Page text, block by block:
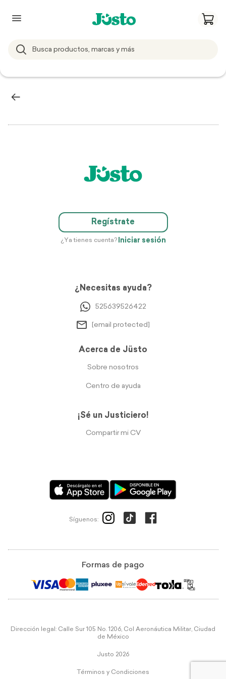
Regístrate
¿Ya tienes cuenta? Iniciar sesión
¿Necesitas ayuda?
525639526422
[email protected]
Acerca de Jüsto
Sobre nosotros
Centro de ayuda
¡Sé un Justiciero!
Compartir mi CV
Síguenos:
Formas de pago
Dirección legal: Calle Sur 105 No. 1206, Col Aeronáutica Militar, Ciudad
de México
Justo 2026
Términos y Condiciones